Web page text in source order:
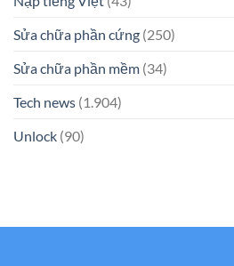
Sửa chữa phần cứng (250)
Sửa chữa phần mềm (34)
Tech news (1.904)
Unlock (90)